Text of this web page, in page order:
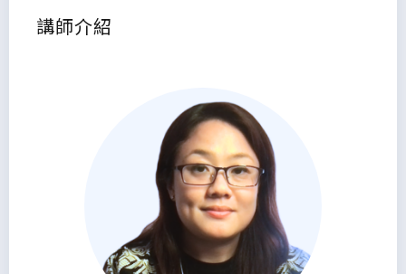
講師介紹